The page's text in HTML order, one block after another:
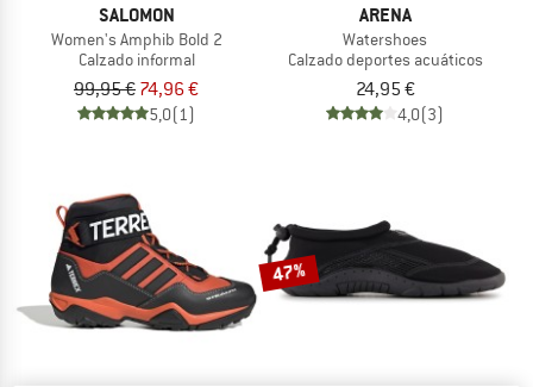
SALOMON
Women's Amphib Bold 2
Calzado informal
99,95 € 74,96 €
5,0(1)
ARENA
Watershoes
Calzado deportes acuáticos
24,95 €
4,0(3)
47%